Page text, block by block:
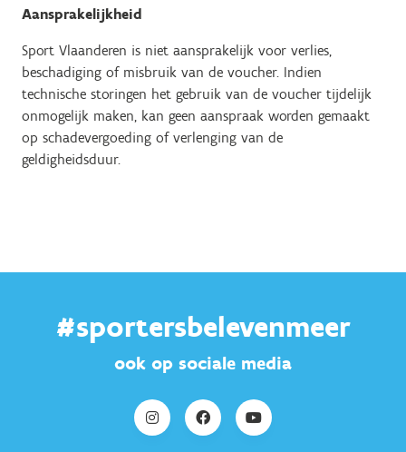
Aansprakelijkheid
Sport Vlaanderen is niet aansprakelijk voor verlies,
beschadiging of misbruik van de voucher. Indien
technische storingen het gebruik van de voucher tijdelijk
onmogelijk maken, kan geen aanspraak worden gemaakt
op schadevergoeding of verlenging van de
geldigheidsduur.
#sportersbelevenmeer
ook op sociale media